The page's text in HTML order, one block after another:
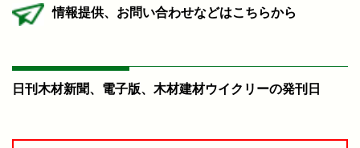
情報提供、お問い合わせなどはこちらから
日刊木材新聞、電子版、木材建材ウイクリーの発刊日